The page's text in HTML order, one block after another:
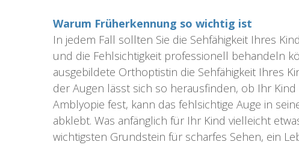
Warum Früherkennung so wichtig ist
In jedem Fall sollten Sie die Sehfähigkeit Ihres
und die Fehlsichtigkeit professionell behandeln
ausgebildete Orthoptistin die Sehfähigkeit Ihres
der Augen lässt sich so herausfinden, ob Ihr
Amblyopie fest, kann das fehlsichtige Auge in
abklebt. Was anfänglich für Ihr Kind vielleicht
wichtigsten Grundstein für scharfes Sehen, ein